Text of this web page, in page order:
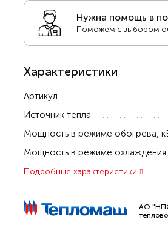
Нужна помощь в
Поможем с выбором
Характеристики
Артикул
Источник тепла
Мощность в режиме обогрева,
Мощность в режиме
Подробные характеристики
АО